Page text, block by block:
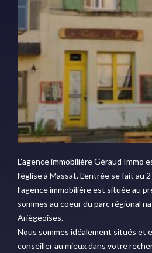
L’agence immobilière Géraud Immo
l’église à Massat. L’entrée se fait au
l’agence immobilière est située au
sommes au coeur du parc régional
Ariègeoises.
Nous sommes idéalement situés et
conseiller au mieux dans votre